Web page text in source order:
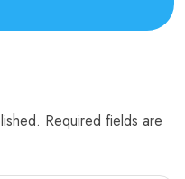
Required fields are